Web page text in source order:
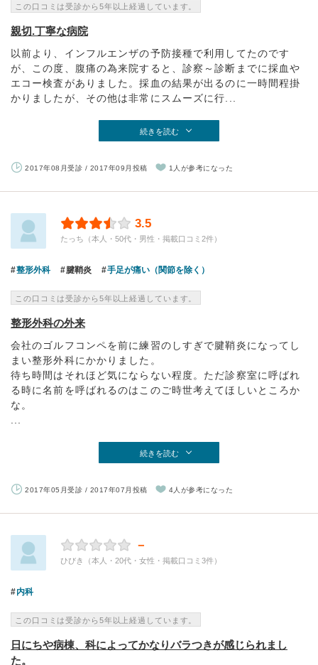
この口コミは受診から5年以上経過しています。
親切.丁寧な病院
以前より、インフルエンザの予防接種で利用してたのです
が、この度、腹痛の為来院すると、診察～診断までに採血や
エコー検査がありました。採血の結果が出るのに一時間程掛
かりましたが、その他は非常にスムーズに行...
続きを読む
2017年08月受診 / 2017年09月投稿 1人が参考になった
3.5
たっち（本人・50代・男性・掲載口コミ2件）
整形外科 腱鞘炎 手足が痛い（関節を除く）
この口コミは受診から5年以上経過しています。
整形外科の外来
会社のゴルフコンペを前に練習のしすぎで腱鞘炎になってし
まい整形外科にかかりました。
待ち時間はそれほど気にならない程度。ただ診察室に呼ばれ
る時に名前を呼ばれるのはこのご時世考えてほしいところか
な。
続きを読む
2017年05月受診 / 2017年07月投稿 4人が参考になった
－
ひびき（本人・20代・女性・掲載口コミ3件）
内科
この口コミは受診から5年以上経過しています。
日にちや病棟、科によってかなりバラつきが感じられまし
た。